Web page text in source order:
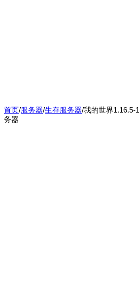
首页/服务器/生存服务器/我的世界1.16.5-
务器